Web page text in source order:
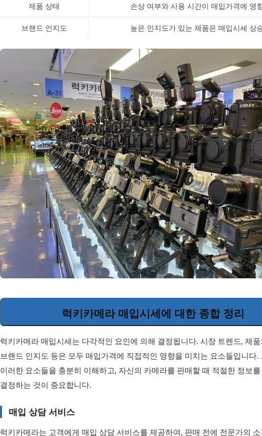
제품 상태 손상 여부와 사용 시간이 매입가격에 영
브랜드 인지도 높은 인지도가 있는 제품은 매입시세 상
럭키카메라 매입시세에 대한 종합 정리
럭키카메라 매입시세는 다각적인 요인에 의해 결정됩니다. 시장 트렌드, 제
브랜드 인지도 등은 모두 매입가격에 직접적인 영향을 미치는 요소들입니다.
이러한 요소들을 충분히 이해하고, 자신의 카메라를 판매할 때 적절한 정보
결정하는 것이 중요합니다.
매입 상담 서비스
럭키카메라는 고객에게 매입 상담 서비스를 제공하여, 판매 전에 전문가의